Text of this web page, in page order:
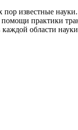
пор известные
практики
области